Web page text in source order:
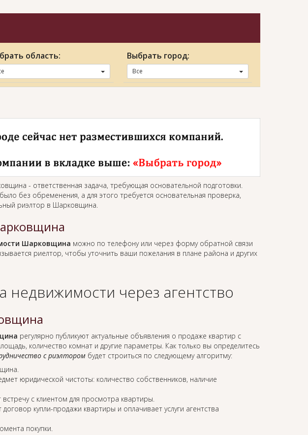
область: Выбрать город:
Все
- ответственная задача, требующая основательной подготовки.
без обременения, а для этого требуется основательная проверка,
риэлтор в Шарковщина.
Шарковщина можно по телефону или через форму обратной связи
риелтор, чтобы уточнить ваши пожелания в плане района и других
недвижимости через агентство
регулярно публикуют актуальные объявления о продаже квартир с
количество комнат и другие параметры. Как только вы определитесь
с риэлторомбудет строиться по следующему алгоритму:
юридической чистоты: количество собственников, наличие
с клиентом для просмотра квартиры.
купли-продажи квартиры и оплачивает услуги агентства
покупки.